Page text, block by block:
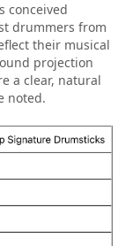
conceived
drummers from
their musical
projection
a clear, natural
noted.